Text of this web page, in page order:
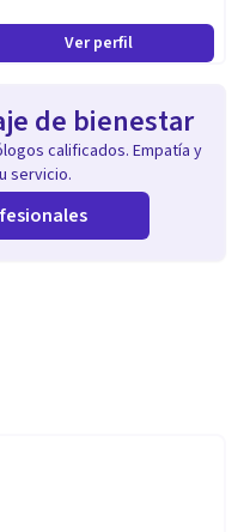
Ver perfil
de bienestar
calificados. Empatía y
servicio.